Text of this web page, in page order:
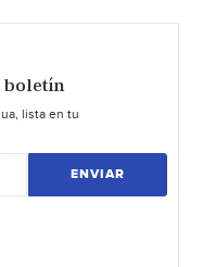
boletín
lista en tu
ENVIAR